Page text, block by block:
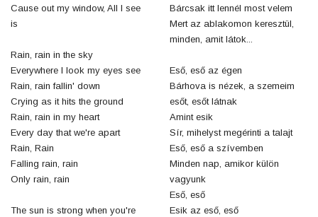
Cause out my window, All I see
is
Rain, rain in the sky
Everywhere I look my eyes see
Rain, rain fallin' down
Crying as it hits the ground
Rain, rain in my heart
Every day that we're apart
Rain, Rain
Falling rain, rain
Only rain, rain
The sun is strong when you're
Bárcsak itt lennél most velem
Mert az ablakomon keresztül,
minden, amit látok...
Eső, eső az égen
Bárhova is nézek, a szemeim
esőt, esőt látnak
Amint esik
Sír, mihelyst megérinti a talajt
Eső, eső a szívemben
Minden nap, amikor külön
vagyunk
Eső, eső
Esik az eső, eső